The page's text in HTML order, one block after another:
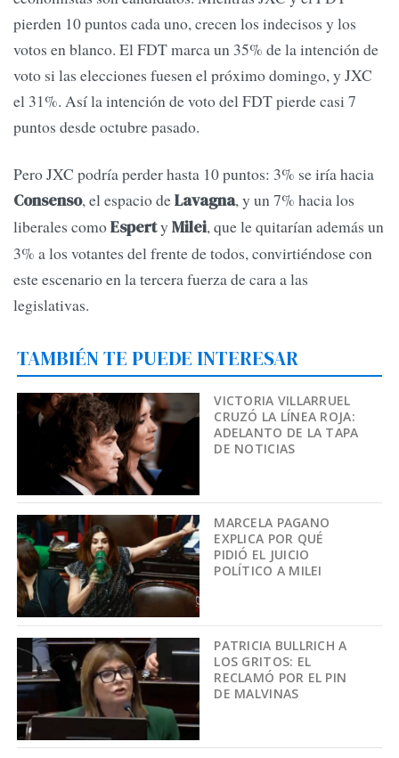
pierden 10 puntos cada uno, crecen los indecisos y los
votos en blanco. El FDT marca un 35% de la intención de
voto si las elecciones fuesen el próximo domingo, y JXC
el 31%. Así la intención de voto del FDT pierde casi 7
puntos desde octubre pasado.
Pero JXC podría perder hasta 10 puntos: 3% se iría hacia
Consenso, el espacio deLavagna, y un 7% hacia los
liberales comoEsperty Milei, que le quitarían además un
3% a los votantes del frente de todos, convirtiéndose con
este escenario en la tercera fuerza de cara a las
legislativas.
TAMBIÉN TE PUEDE INTERESAR
VICTORIA VILLARRUEL
CRUZÓ LA LÍNEA ROJA:
ADELANTO DE LA TAPA
DE NOTICIAS
MARCELA PAGANO
EXPLICA POR QUÉ
PIDIÓ EL JUICIO
POLÍTICO A MILEI
PATRICIA BULLRICH A
LOS GRITOS: EL
RECLAMÓ POR EL PIN
DE MALVINAS